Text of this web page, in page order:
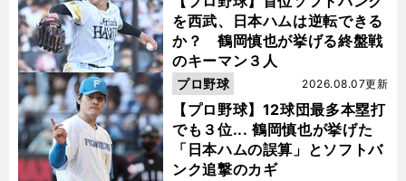
を西武、日本ハムは逆転できる
か？ 鶴岡慎也が挙げる終盤戦
のキーマン３人
【プロ野球】12球団最多本塁打
でも３位... 鶴岡慎也が挙げた
「日本ハムの誤算」とソフトバ
ンク追撃のカギ
2026.08.07更新
プロ野球